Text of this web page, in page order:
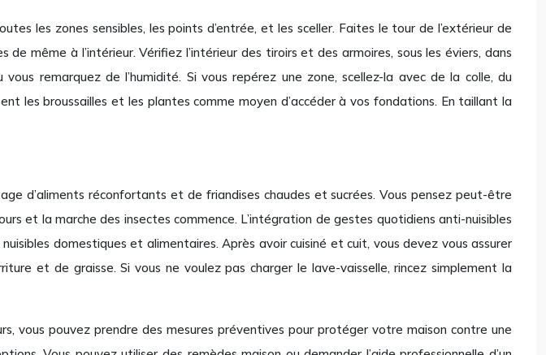
les zones sensibles, les points d’entrée, et les sceller. Faites le tour de l’extérieur de
même à l’intérieur. Vérifiez l’intérieur des tiroirs et des armoires, sous les éviers, dans
remarquez de l’humidité. Si vous repérez une zone, scellez-la avec de la colle, du
les broussailles et les plantes comme moyen d’accéder à vos fondations. En taillant la
d’aliments réconfortants et de friandises chaudes et sucrées. Vous pensez peut-être
et la marche des insectes commence. L’intégration de gestes quotidiens anti-nuisibles
domestiques et alimentaires. Après avoir cuisiné et cuit, vous devez vous assurer
et de graisse. Si vous ne voulez pas charger le lave-vaisselle, rincez simplement la
vous pouvez prendre des mesures préventives pour protéger votre maison contre une